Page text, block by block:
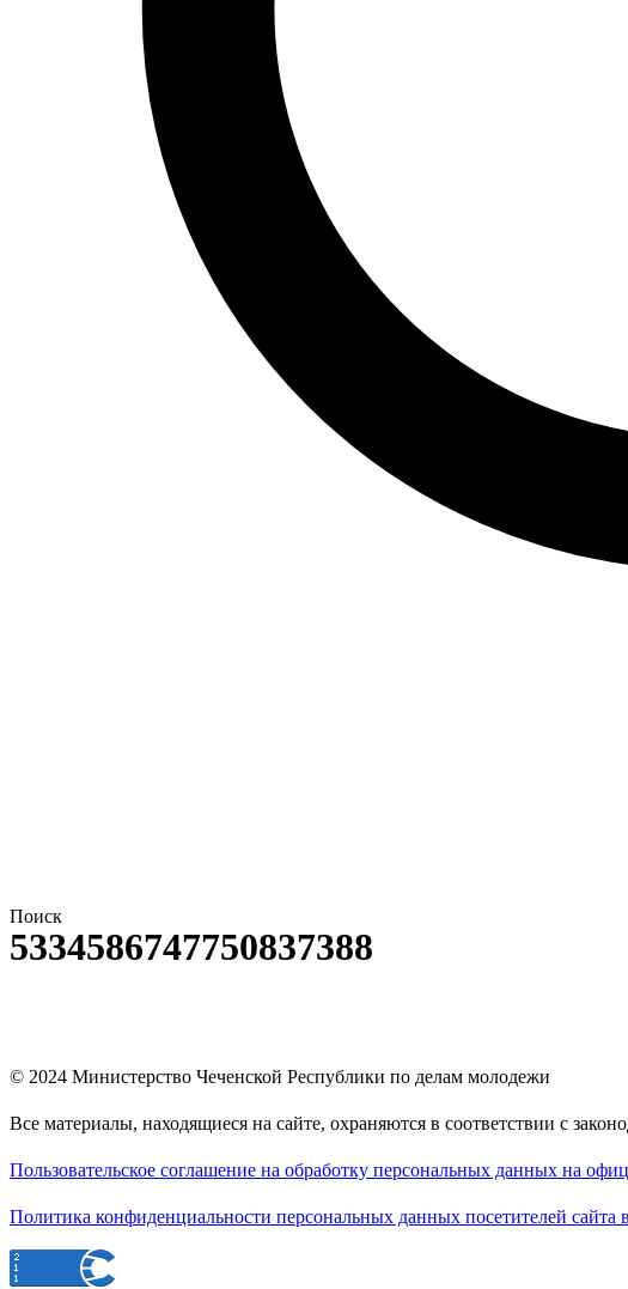
Поиск
5334586747750837388
© 2024 Министерство Чеченской Республики по делам молодежи
Все материалы, находящиеся на сайте, охраняются в соответствии с
Пользовательское соглашение на обработку персональных данных на
Политика конфиденциальности персональных данных посетителей